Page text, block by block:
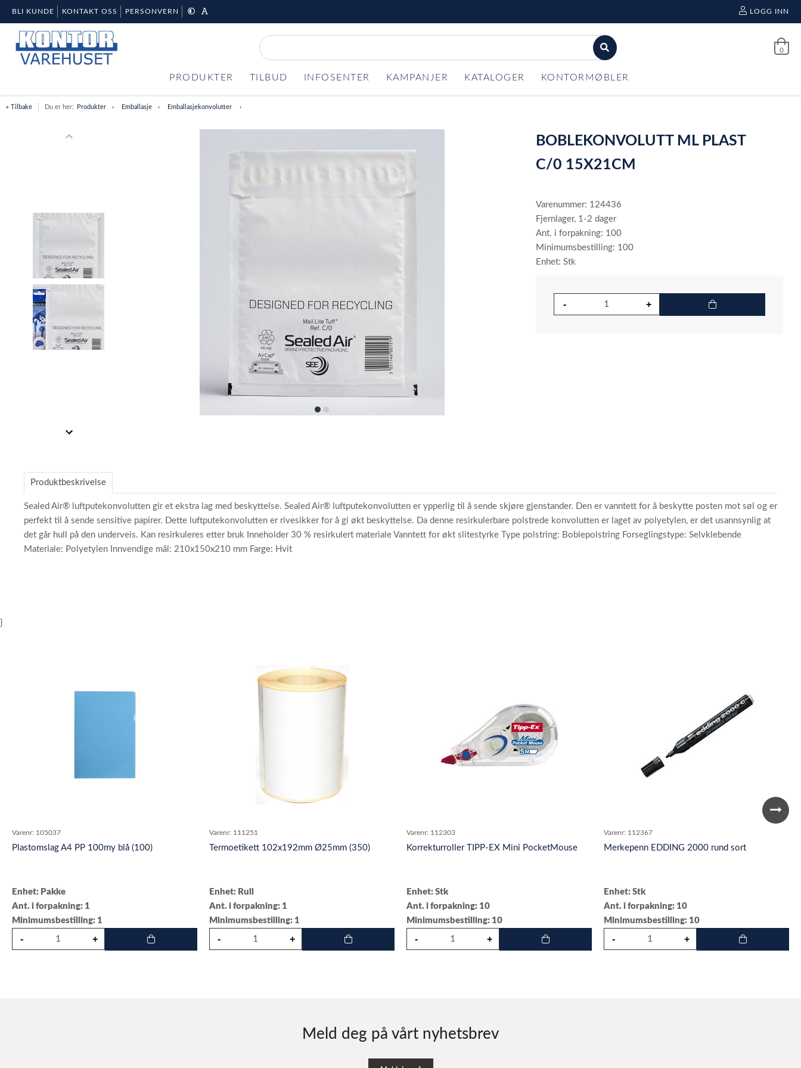
BLI KUNDE KONTAKT OSS PERSONVERN LOGG INN
0
PRODUKTER TILBUD INFOSENTER KAMPANJER KATALOGER KONTORMØBLER
« Tilbake Du er her: Produkter Emballasje Emballasjekonvolutter
of
itemitem
BOBLEKONVOLUTT ML PLAST
C/0 15X21CM
Varenummer: 124436
Fjernlager, 1-2 dager
Ant. i forpakning: 100
Minimumsbestilling: 100
Enhet: Stk
Produktbeskrivelse
Sealed Air® luftputekonvolutten gir et ekstra lag med beskyttelse. Sealed Air® luftputekonvolutten er ypperlig til å sende skjøre gjenstander. Den er vanntett for å beskytte posten mot søl og er
perfekt til å sende sensitive papirer. Dette luftputekonvolutten er rivesikker for å gi økt beskyttelse. Da denne resirkulerbare polstrede konvolutten er laget av polyetylen, er det usannsynlig at
det går hull på den underveis. Kan resirkuleres etter bruk Inneholder 30 % resirkulert materiale Vanntett for økt slitestyrke Type polstring: Boblepolstring Forseglingstype: Selvklebende
Materiale: Polyetylen Innvendige mål: 210x150x210 mm Farge: Hvit
}
Varenr: 105037
Plastomslag A4 PP 100my blå (100)
Enhet: Pakke
Ant. i forpakning: 1
Minimumsbestilling: 1
Varenr: 111251
Termoetikett 102x192mm Ø25mm (350)
Enhet: Rull
Ant. i forpakning: 1
Minimumsbestilling: 1
Varenr: 112303
Korrekturroller TIPP-EX Mini PocketMouse
Enhet: Stk
Ant. i forpakning: 10
Minimumsbestilling: 10
Varenr: 112367
Merkepenn EDDING 2000 rund sort
Enhet: Stk
Ant. i forpakning: 10
Minimumsbestilling: 10
Meld deg på vårt nyhetsbrev